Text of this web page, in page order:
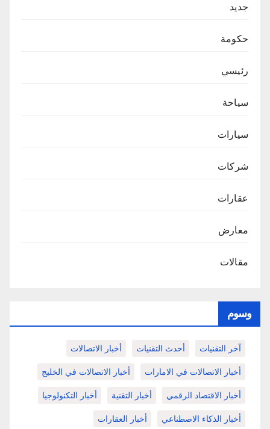
جديد
حكومة
رئيسي
سياحة
سيارات
شركات
عقارات
معارض
مقالات
وسوم
آخر التقنيات أحدث التقنيات أخبار الاتصالات
أخبار الاتصالات في الامارات أخبار الاتصالات في الخليج
أخبار الاقتصاد الرقمي أخبار التقنية أخبار التكنولوجيا
أخبار الذكاء الاصطناعي أخبار العقارات